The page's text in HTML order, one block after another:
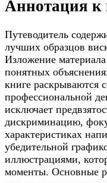
Аннотация к
Путеводитель
лучших образцов
Изложение
понятных
книге раскрываются
профессиональной
исключает
дискриминацию,
характеристиках
убедительной
иллюстрациями,
моменты. Основные